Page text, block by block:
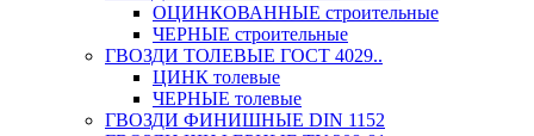
ОЦИНКОВАННЫЕ строительные
ЧЕРНЫЕ строительные
ГВОЗДИ ТОЛЕВЫЕ ГОСТ 4029..
ЦИНК толевые
ЧЕРНЫЕ толевые
ГВОЗДИ ФИНИШНЫЕ DIN 1152